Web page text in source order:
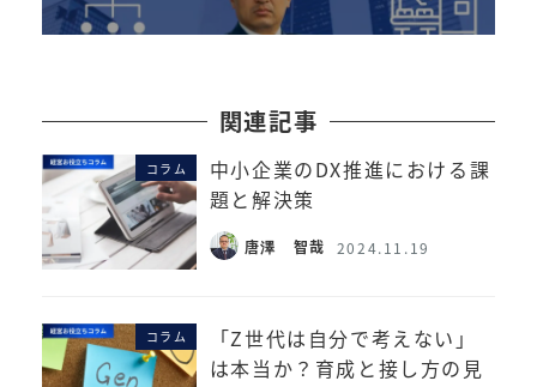
関連記事
コラム
中小企業のDX推進における課
題と解決策
唐澤 智哉 2024.11.19
コラム
「Z世代は自分で考えない」
は本当か？育成と接し方の見